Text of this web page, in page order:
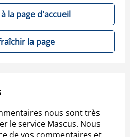
la page d'accueil
la page
nous sont très
le service Mascus. Nous